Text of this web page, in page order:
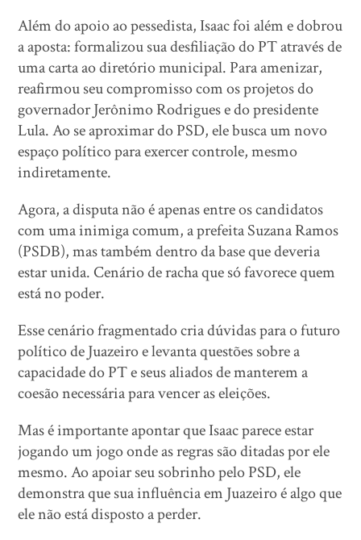
Além do apoio ao pessedista, Isaac foi além e dobrou
a aposta: formalizou sua desfiliação do PT através de
uma carta ao diretório municipal. Para amenizar,
reafirmou seu compromisso com os projetos do
governador Jerônimo Rodrigues e do presidente
Lula. Ao se aproximar do PSD, ele busca um novo
espaço político para exercer controle, mesmo
indiretamente.
Agora, a disputa não é apenas entre os candidatos
com uma inimiga comum, a prefeita Suzana Ramos
(PSDB), mas também dentro da base que deveria
estar unida. Cenário de racha que só favorece quem
está no poder.
Esse cenário fragmentado cria dúvidas para o futuro
político de Juazeiro e levanta questões sobre a
capacidade do PT e seus aliados de manterem a
coesão necessária para vencer as eleições.
Mas é importante apontar que Isaac parece estar
jogando um jogo onde as regras são ditadas por ele
mesmo. Ao apoiar seu sobrinho pelo PSD, ele
demonstra que sua influência em Juazeiro é algo que
ele não está disposto a perder.